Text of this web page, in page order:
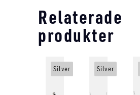
Relaterade
produkter
Silver Silver